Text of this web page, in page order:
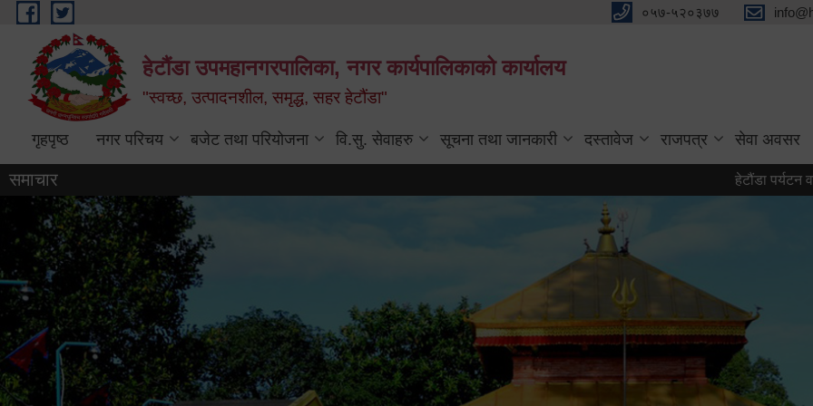
Skip to main content ०५७-५२०३७७
हेटौंडा उपमहानगरपालिका, नगर कार्यपालिकाको कार्यालय
"स्वच्छ, उत्पादनशील, समृद्ध, सहर हेटौंडा"
गृहपृष्ठ नगर परिचय बजेट तथा परियोजना वि.सु. सेवाहरु सूचना तथा जानकारी दस्तावेज राजपत्र सेवा अवसर
समाचार हेटौंडा पर्यटन वर्ष